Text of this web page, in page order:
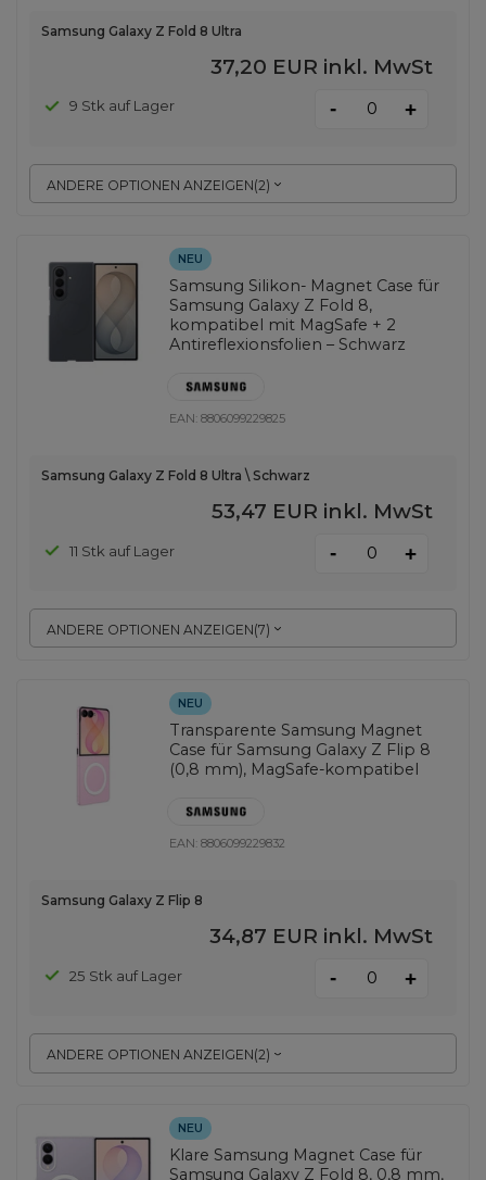
ANDERE OPTIONEN ANZEIGEN(2)
Samsung Galaxy Z Fold 8 Ultra
37,20 EUR inkl. MwSt
9 Stk auf Lager - +
NEU
Samsung Silikon- Magnet Case für
Samsung Galaxy Z Fold 8,
kompatibel mit MagSafe + 2
Antireflexionsfolien – Schwarz
EAN:8806099229825
ANDERE OPTIONEN ANZEIGEN(7)
Samsung Galaxy Z Fold 8 Ultra \ Schwarz
53,47 EUR inkl. MwSt
11 Stk auf Lager - +
NEU
Transparente Samsung Magnet
Case für Samsung Galaxy Z Flip 8
(0,8 mm), MagSafe-kompatibel
EAN:8806099229832
ANDERE OPTIONEN ANZEIGEN(2)
Samsung Galaxy Z Flip 8
34,87 EUR inkl. MwSt
25 Stk auf Lager - +
NEU
Klare Samsung Magnet Case für
Samsung Galaxy Z Fold 8, 0,8 mm,